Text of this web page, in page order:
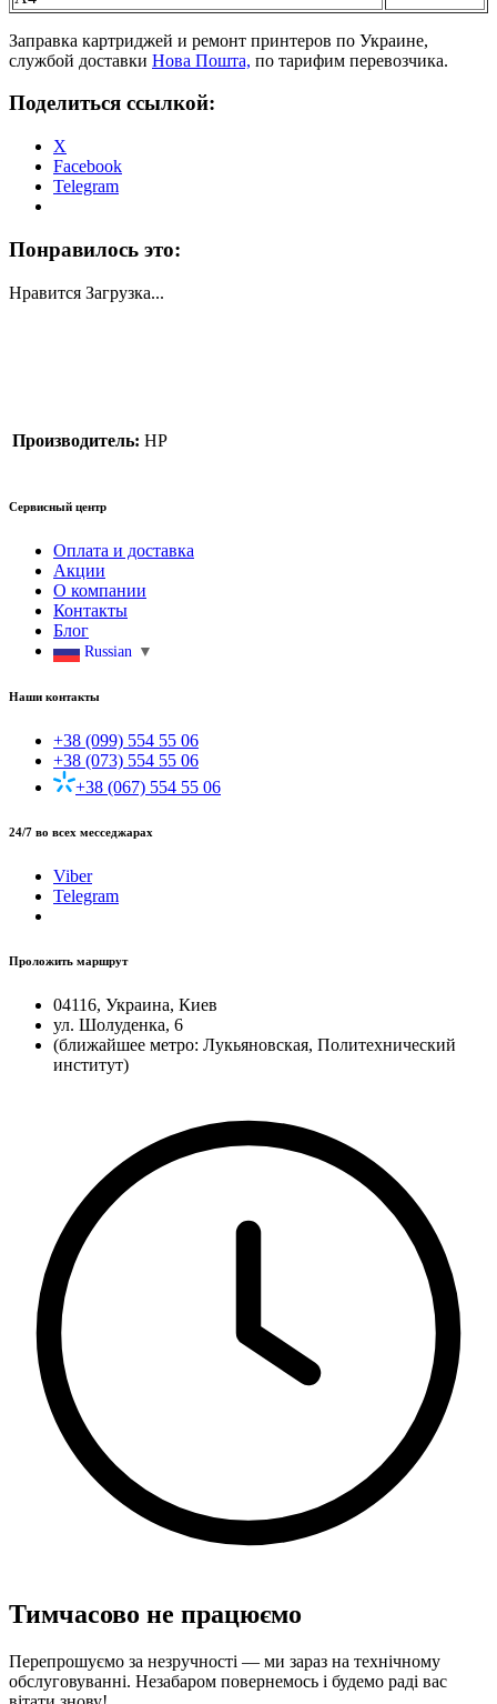
Заправка картриджей и ремонт принтеров по Украине,
службой доставки Нова Пошта, по тарифим перевозчика.
Поделиться ссылкой:
X
Facebook
Telegram
Понравилось это:
Нравится Загрузка...
Производитель: HP
Сервисный центр
Оплата и доставка
Акции
О компании
Контакты
Блог
Russian ▼
Наши контакты
+38 (099) 554 55 06
+38 (073) 554 55 06
+38 (067) 554 55 06
24/7 во всех месседжарах
Viber
Telegram
Проложить маршрут
04116, Украина, Киев
ул. Шолуденка, 6
(ближайшее метро: Лукьяновская, Политехнический
институт)
Тимчасово не працюємо
Перепрошуємо за незручності — ми зараз на технічному
обслуговуванні. Незабаром повернемось і будемо раді вас